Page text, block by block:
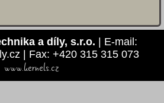
a díly, s.r.o. | E-mail:
| Fax: +420 315 315 073
www.kernels.cz